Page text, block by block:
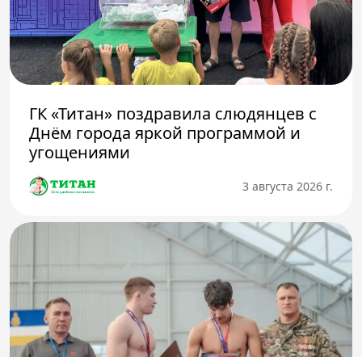
ГК «Титан» поздравила слюдянцев с
Днём города яркой программой и
угощениями
3 августа 2026 г.